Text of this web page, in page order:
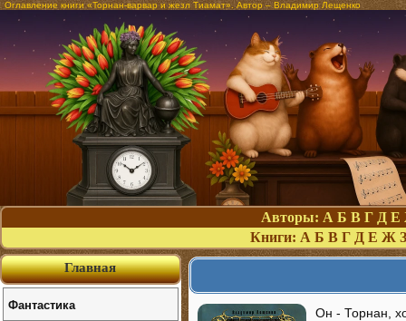
Оглавление книги «Торнан-варвар и жезл Тиамат». Автор – Владимир Лещенко
Авторы: А Б В Г Д Е
Книги: А Б В Г Д Е Ж З
Он - Торнан,
Главная
Фантастика